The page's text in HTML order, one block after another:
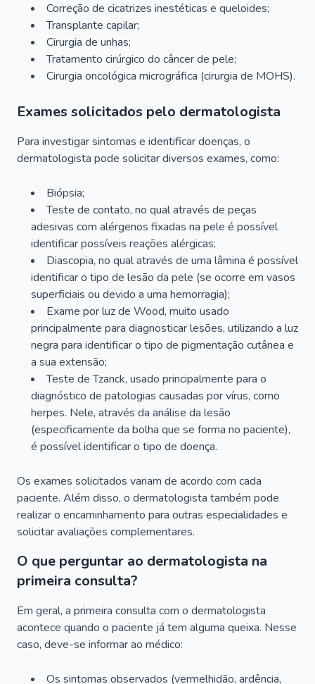
Correção de cicatrizes inestéticas e queloides;
Transplante capilar;
Cirurgia de unhas;
Tratamento cirúrgico do câncer de pele;
Cirurgia oncológica micrográfica (cirurgia de MOHS).
Exames solicitados pelo dermatologista
Para investigar sintomas e identificar doenças, o
dermatologista pode solicitar diversos exames, como:
Biópsia;
Teste de contato, no qual através de peças
adesivas com alérgenos fixadas na pele é possível
identificar possíveis reações alérgicas;
Diascopia, no qual através de uma lâmina é possível
identificar o tipo de lesão da pele (se ocorre em vasos
superficiais ou devido a uma hemorragia);
Exame por luz de Wood, muito usado
principalmente para diagnosticar lesões, utilizando a luz
negra para identificar o tipo de pigmentação cutânea e
a sua extensão;
Teste de Tzanck, usado principalmente para o
diagnóstico de patologias causadas por vírus, como
herpes. Nele, através da análise da lesão
(especificamente da bolha que se forma no paciente),
é possível identificar o tipo de doença.
Os exames solicitados variam de acordo com cada
paciente. Além disso, o dermatologista também pode
realizar o encaminhamento para outras especialidades e
solicitar avaliações complementares.
O que perguntar ao dermatologista na
primeira consulta?
Em geral, a primeira consulta com o dermatologista
acontece quando o paciente já tem alguma queixa. Nesse
caso, deve-se informar ao médico:
Os sintomas observados (vermelhidão, ardência,